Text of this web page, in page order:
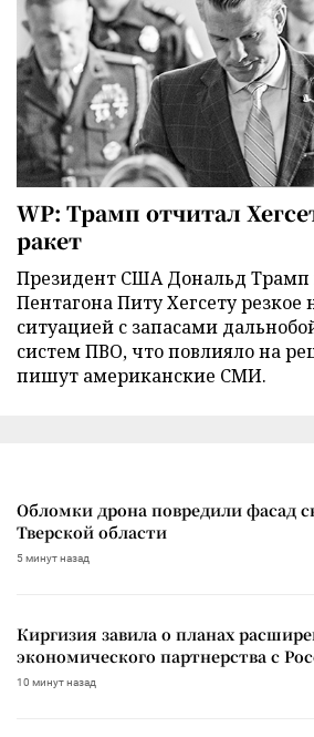
WP: Трамп отчитал
ракет
Президент США Дональд Трамп
Пентагона Питу Хегсету резкое
ситуацией с запасами
систем ПВО, что повлияло на
пишут американские СМИ.
Обломки дрона повредили фасад
Тверской области
5 минут назад
Киргизия завила о планах
экономического партнерства с
10 минут назад